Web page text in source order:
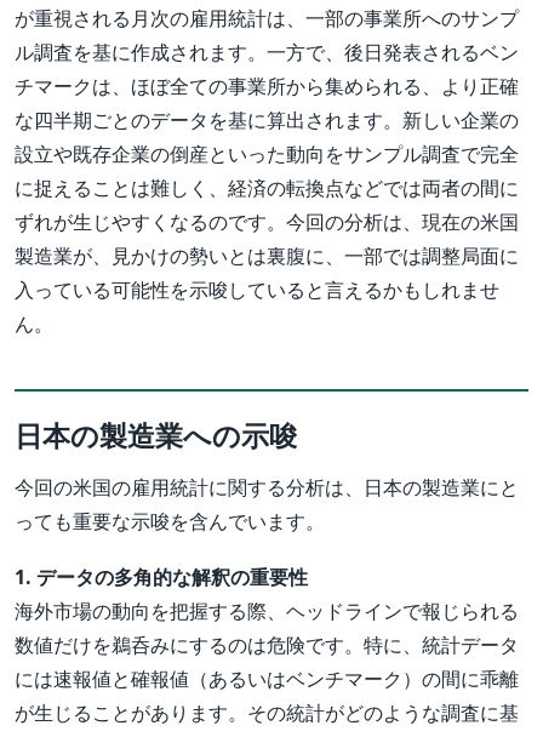
が重視される月次の雇用統計は、一部の事業所へのサンプ
ル調査を基に作成されます。一方で、後日発表されるベン
チマークは、ほぼ全ての事業所から集められる、より正確
な四半期ごとのデータを基に算出されます。新しい企業の
設立や既存企業の倒産といった動向をサンプル調査で完全
に捉えることは難しく、経済の転換点などでは両者の間に
ずれが生じやすくなるのです。今回の分析は、現在の米国
製造業が、見かけの勢いとは裏腹に、一部では調整局面に
入っている可能性を示唆していると言えるかもしれませ
ん。
日本の製造業への示唆
今回の米国の雇用統計に関する分析は、日本の製造業にと
っても重要な示唆を含んでいます。
1. データの多角的な解釈の重要性
海外市場の動向を把握する際、ヘッドラインで報じられる
数値だけを鵜呑みにするのは危険です。特に、統計データ
には速報値と確報値（あるいはベンチマーク）の間に乖離
が生じることがあります。その統計がどのような調査に基